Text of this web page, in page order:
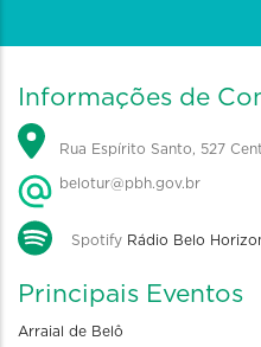
Informações de
Rua Espírito Santo, 527
belotur@pbh.gov.br
Spotify Rádio Belo
Principais Eventos
Arraial de Belô